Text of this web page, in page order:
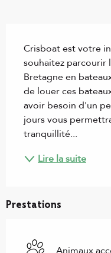
Crisboat est votre
souhaitez parcourir
Bretagne en
de louer ces
avoir besoin d'un
jours vous
tranquillité...
Lire la suite
Prestations